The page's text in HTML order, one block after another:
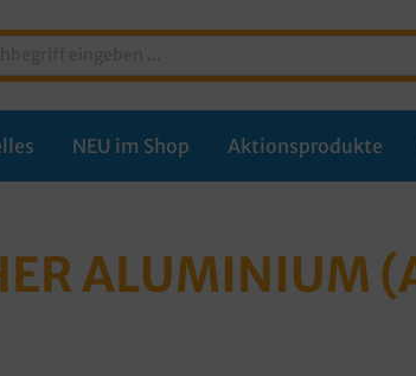
NEU im Shop Aktionsprodukte
ALUMINIUM